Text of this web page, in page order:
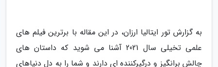
به گزارش تور ایتالیا ارزان، در این مقاله با برترین فیلم های
علمی تخیلی سال 2021 آشنا می شوید که داستان های
چالش برانگیز و درگیرکننده ای دارند و شما را به دل دنیاهای